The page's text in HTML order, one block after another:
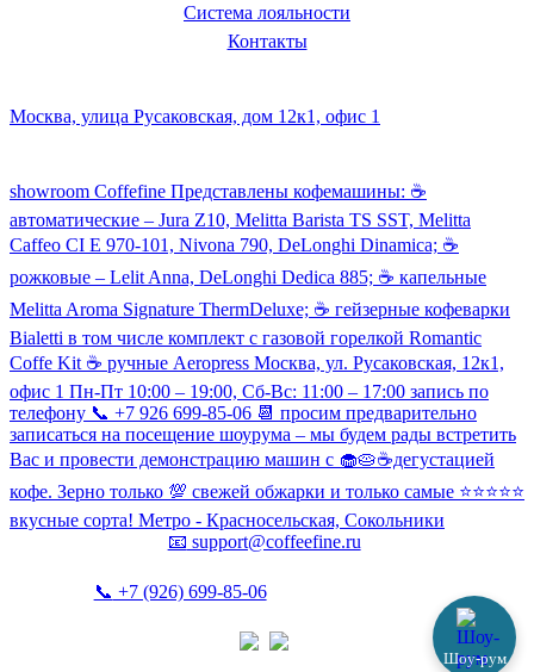
Система лояльности
Контакты
Москва, улица Русаковская, дом 12к1, офис 1
showroom Coffefine Представлены кофемашины: ☕️
автоматические – Jura Z10, Melitta Barista TS SST, Melitta
Caffeo CI Е 970-101, Nivona 790, DeLonghi Dinamica; ☕️
рожковые – Lelit Anna, DeLonghi Dedica 885; ☕️ капельные
Melitta Aroma Signature ThermDeluxe; ☕️ гейзерные кофеварки
Bialetti в том числе комплект с газовой горелкой Romantic
Coffe Kit ☕️ ручные Aeropress Москва, ул. Русаковская, 12к1,
офис 1 Пн-Пт 10:00 – 19:00, Сб-Вс: 11:00 – 17:00 запись по
телефону 📞 +7 926 699-85-06 📆 просим предварительно
записаться на посещение шоурума – мы будем рады встретить
Вас и провести демонстрацию машин с 🧁🥧☕️дегустацией
кофе. Зерно только 💯 свежей обжарки и только самые ⭐️⭐️⭐️⭐️⭐️
вкусные сорта! Метро - Красносельская, Сокольники
📧 support@coffeefine.ru
📞 +7 (926) 699-85-06
Coffeefine.ru 2021-2026Шоу-рум